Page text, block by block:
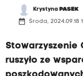
Krystyna PASEK
date_range Środa, 2024.09.18
Stowarzyszenie
ruszyło ze